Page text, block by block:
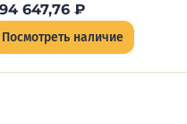
647,76 ₽
Посмотреть наличие